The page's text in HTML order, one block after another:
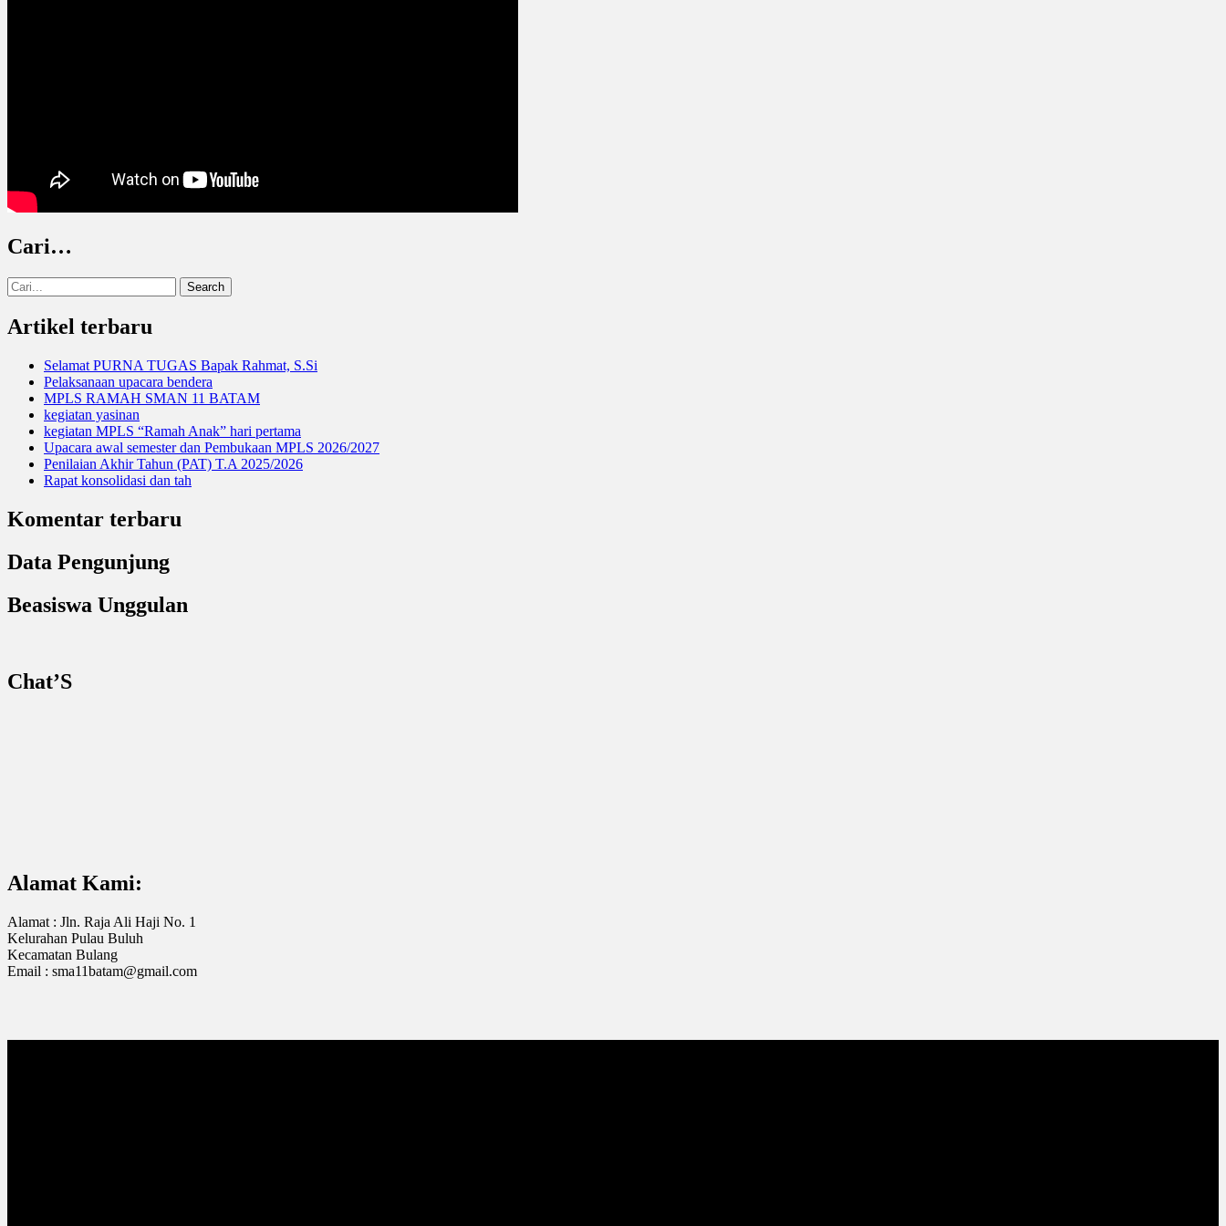
Cari…
Search
for:
Artikel terbaru
Selamat PURNA TUGAS Bapak Rahmat, S.Si
Pelaksanaan upacara bendera
MPLS RAMAH SMAN 11 BATAM
kegiatan yasinan
kegiatan MPLS “Ramah Anak” hari pertama
Upacara awal semester dan Pembukaan MPLS 2026/2027
Penilaian Akhir Tahun (PAT) T.A 2025/2026
Rapat konsolidasi dan tah
Komentar terbaru
Data Pengunjung
Beasiswa Unggulan
Chat’S
Alamat Kami:
Alamat : Jln. Raja Ali Haji No. 1
Kelurahan Pulau Buluh
Kecamatan Bulang
Email : sma11batam@gmail.com